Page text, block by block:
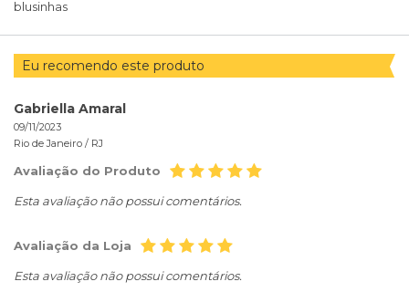
blusinhas
Eu recomendo este produto
Gabriella Amaral
09/11/2023
Rio de Janeiro / RJ
Avaliação do Produto
Esta avaliação não possui comentários.
Avaliação da Loja
Esta avaliação não possui comentários.